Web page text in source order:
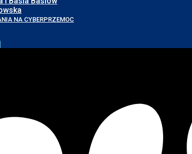
NA CYBERPRZEMOC